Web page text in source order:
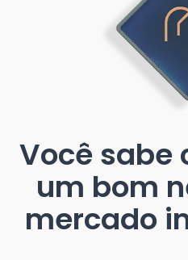
Você sabe
um bom
mercado